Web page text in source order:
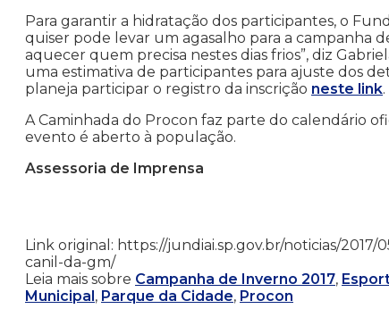
Para garantir a hidratação dos participantes, o
quiser pode levar um agasalho para a campanha
aquecer quem precisa nestes dias frios”, diz
uma estimativa de participantes para ajuste dos
planeja participar o registro da inscrição neste link.
A Caminhada do Procon faz parte do calendário
evento é aberto à população.
Assessoria de Imprensa
Link original: https://jundiai.sp.gov.br/noticias/
canil-da-gm/
Leia mais sobre Campanha de Inverno 2017,
Municipal, Parque da Cidade, Procon